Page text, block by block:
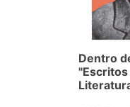
Dentro